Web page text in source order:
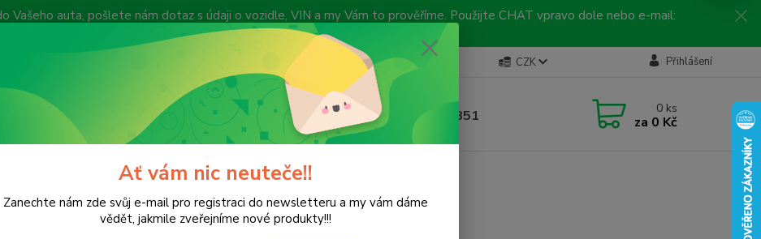
Vašeho auta, pošlete nám dotaz s údaji o vozidle, VIN a my Vám to prověříme. Použijte CHAT vpravo dole nebo e-mail:
vyprodejeautodilu@centrum.cz
Vyhledat díl dle VIN kódu Kontakty CZK Přihlášení
Hledat
Zákaznická linka
+420 792 217 851
(Po-Pá, 9-16 hod.)
0 ks
za 0 Kč
Karavany, příslušenství
příslušenství
Ať vám nic neuteče!!
Zanechte nám zde svůj e-mail pro registraci do newsletteru a my vám dáme
vědět, jakmile zveřejníme nové produkty!!!